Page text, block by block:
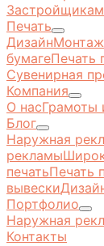
Застройщикам
Печать
ДизайнМонтаж
бумагеПечать
Сувенирная
Компания
О насГрамоты
Блог
Наружная
рекламы
печатьПечать
вывески
Портфолио
Наружная
Контакты